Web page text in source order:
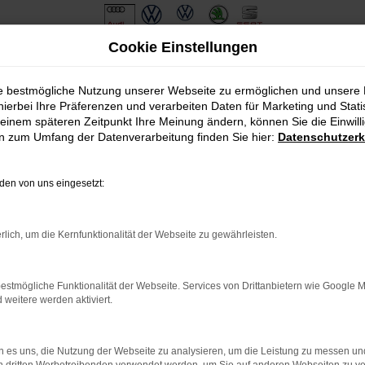
bestimmter Seiten verhindern. Funktioniert die Seite in
dem neuesten Stand sind.
kann auch dazu führen, dass bestimmte Funktionen nicht
Cookie Einstellungen
bestmögliche Nutzung unserer Webseite zu ermöglichen und unsere
Ihre Präferenzen und verarbeiten Daten für Marketing und
späteren Zeitpunkt Ihre Meinung ändern, können Sie die
zum Umfang der Datenverarbeitung finden Sie hier:
von uns eingesetzt:
um die Kernfunktionalität der Webseite zu gewährleisten.
Funktionalität der Webseite. Services von Drittanbietern wie Google
weitere werden aktiviert.
es uns, die Nutzung der Webseite zu analysieren, um die Leistung zu messen